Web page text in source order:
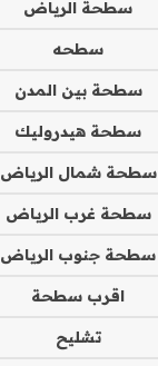
سطحة الرياض
سطحه
سطحة بين المدن
سطحة هيدروليك
سطحة شمال الرياض
سطحة غرب الرياض
سطحة جنوب الرياض
اقرب سطحة
تشليح